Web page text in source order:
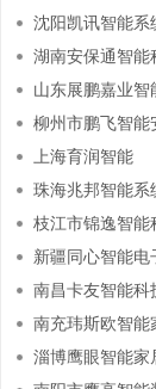
沈阳凯讯智能系
湖南安保通智能
山东展鹏嘉业智
柳州市鹏飞智能
上海育润智能
珠海兆邦智能系
枝江市锦逸智能
新疆同心智能电
南昌卡友智能科
南充玮斯欧智能
淄博鹰眼智能家